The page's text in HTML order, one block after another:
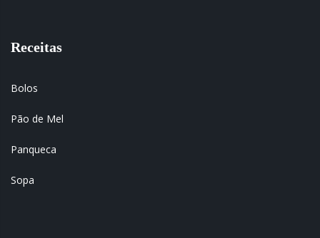
Receitas
Bolos
Pão de Mel
Panqueca
Sopa